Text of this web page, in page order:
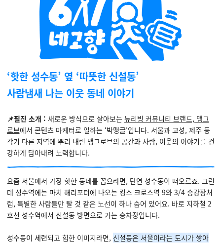
‘핫한 성수동’ 옆 ‘따뜻한 신설동’
사람냄새 나는 이웃 동네 이야기
📌필진 소개 : 새로운 방식으로 살아보는 뉴리빙 커뮤니티 브랜드, 맹그
로브에서 콘텐츠 마케터로 일하는 ‘박맹글’입니다. 서울과 고성, 제주 등
각기 다른 지역에 뿌리 내린 맹그로브의 공간과 사람, 이웃의 이야기를 건
강하게 담아내려 노력합니다.
요즘 서울에서 가장 핫한 동네를 꼽으라면, 단연 성수동이 떠오르죠. 그런
데 성수역에는 마치 해리포터에 나오는 킹스 크로스역 9와 3/4 승강장처
럼, 특별한 사람들만 탈 것 같은 노선이 하나 숨어 있어요. 바로 지하철 2
호선 성수역에서 신설동 방면으로 가는 승차장입니다.
성수동이 세련되고 힙한 이미지라면, 신설동은 서울이라는 도시가 쌓아